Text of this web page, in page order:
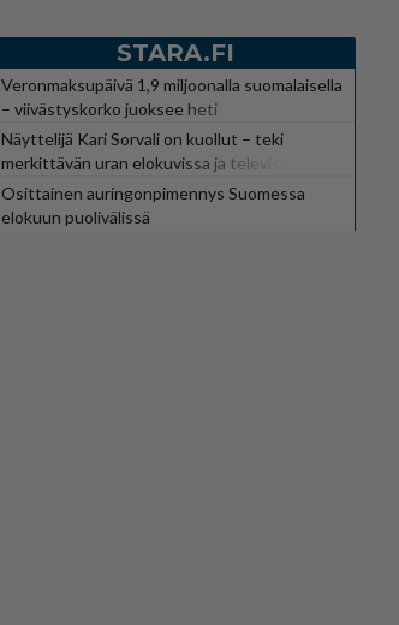
STARA.FI
Veronmaksupäivä 1,9 miljoonalla suomalaisella
– viivästyskorko juoksee heti
Näyttelijä Kari Sorvali on kuollut – teki
merkittävän uran elokuvissa ja televisiossa
Osittainen auringonpimennys Suomessa
elokuun puolivälissä